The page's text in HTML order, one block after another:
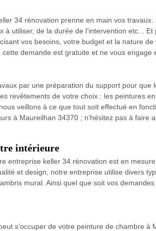
34 rénovation prenne en main vos
utiliser, de la durée de l’intervention etc... Et
vos besoins, votre budget et la nature
demande est gratuite et ne vous engage
par une préparation du support pour que
revêtements de votre choix : les peintures
veillons à ce que tout soit effectué en
à Maureilhan 34370 ; n’hésitez pas à faire
intérieure
entreprise keller 34 rénovation est en
et design, notre entreprise utilise divers
mural. Ainsi quel que soit vos
s’occuper de votre peinture de chambre à